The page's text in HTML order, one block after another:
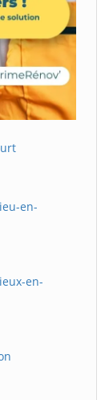
en-
en-